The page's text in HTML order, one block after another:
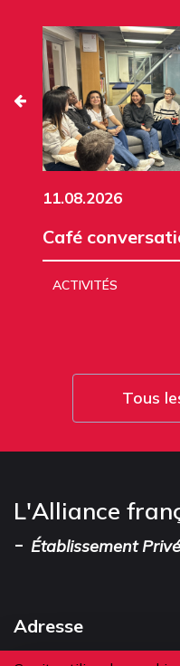
11.08.2026
Café
ACTIVITÉS
Tous
L'Alliance
- Établissement
Adresse